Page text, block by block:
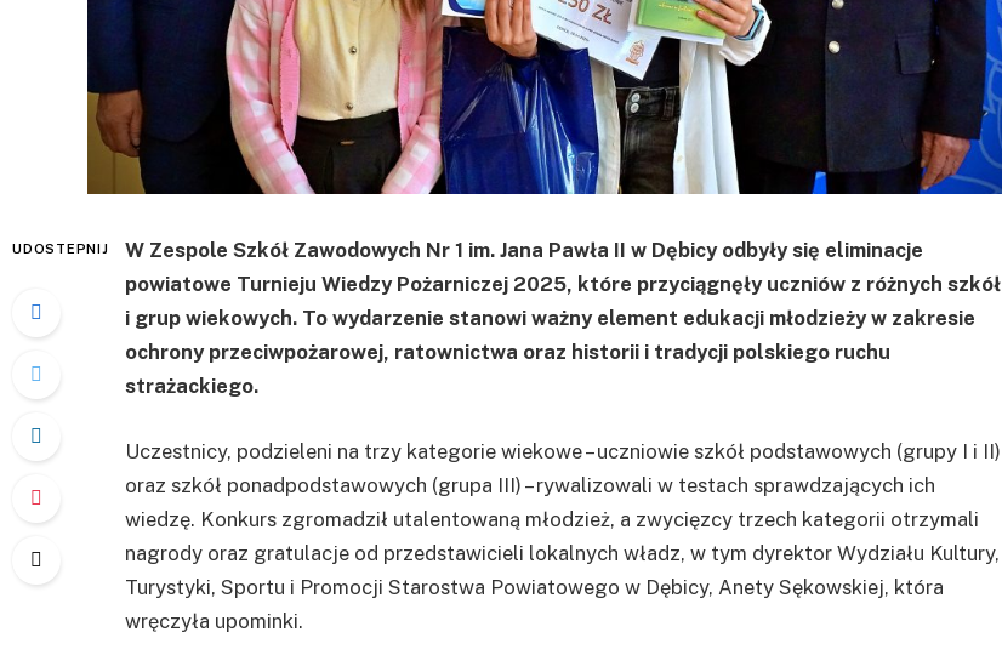
UDOSTEPNIJ
W Zespole Szkół Zawodowych Nr 1 im. Jana Pawła II w Dębicy odbyły się eliminacje
powiatowe Turnieju Wiedzy Pożarniczej 2025, które przyciągnęły uczniów z różnych szkół
i grup wiekowych. To wydarzenie stanowi ważny element edukacji młodzieży w zakresie
ochrony przeciwpożarowej, ratownictwa oraz historii i tradycji polskiego ruchu
strażackiego.
Uczestnicy, podzieleni na trzy kategorie wiekowe – uczniowie szkół podstawowych (grupy I i II)
oraz szkół ponadpodstawowych (grupa III) – rywalizowali w testach sprawdzających ich
wiedzę. Konkurs zgromadził utalentowaną młodzież, a zwycięzcy trzech kategorii otrzymali
nagrody oraz gratulacje od przedstawicieli lokalnych władz, w tym dyrektor Wydziału Kultury,
Turystyki, Sportu i Promocji Starostwa Powiatowego w Dębicy, Anety Sękowskiej, która
wręczyła upominki.